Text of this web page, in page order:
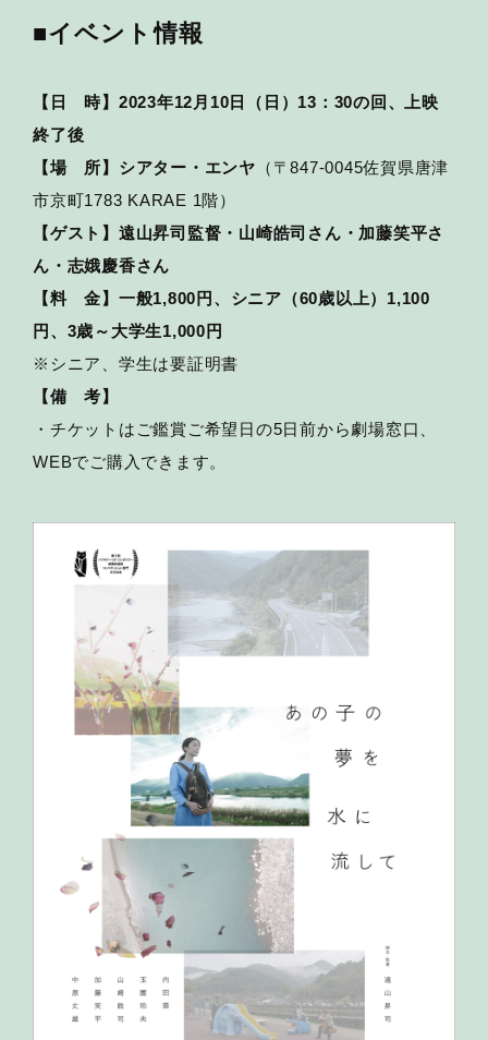
■イベント情報
【日 時】2023年12月10日（日）13：30の回、上映
終了後
【場 所】シアター・エンヤ （〒847-0045佐賀県唐津
市京町1783 KARAE 1階）
【ゲスト】遠山昇司監督・山崎皓司さん・加藤笑平さ
ん・志娥慶香さん
【料 金】一般1,800円、シニア（60歳以上）1,100
円、3歳～大学生1,000円
※シニア、学生は要証明書
【備 考】
・チケットはご鑑賞ご希望日の5日前から劇場窓口、
WEBでご購入できます。